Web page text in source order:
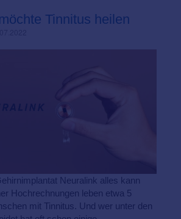
Tinnitus heilen
Neuralink alles kann
Hochrechnungen leben etwa 5
mit Tinnitus. Und wer unter den